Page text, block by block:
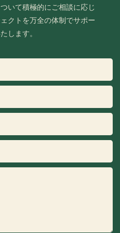
いて積極的にご相談に応じ
クトを万全の体制でサポー
します。